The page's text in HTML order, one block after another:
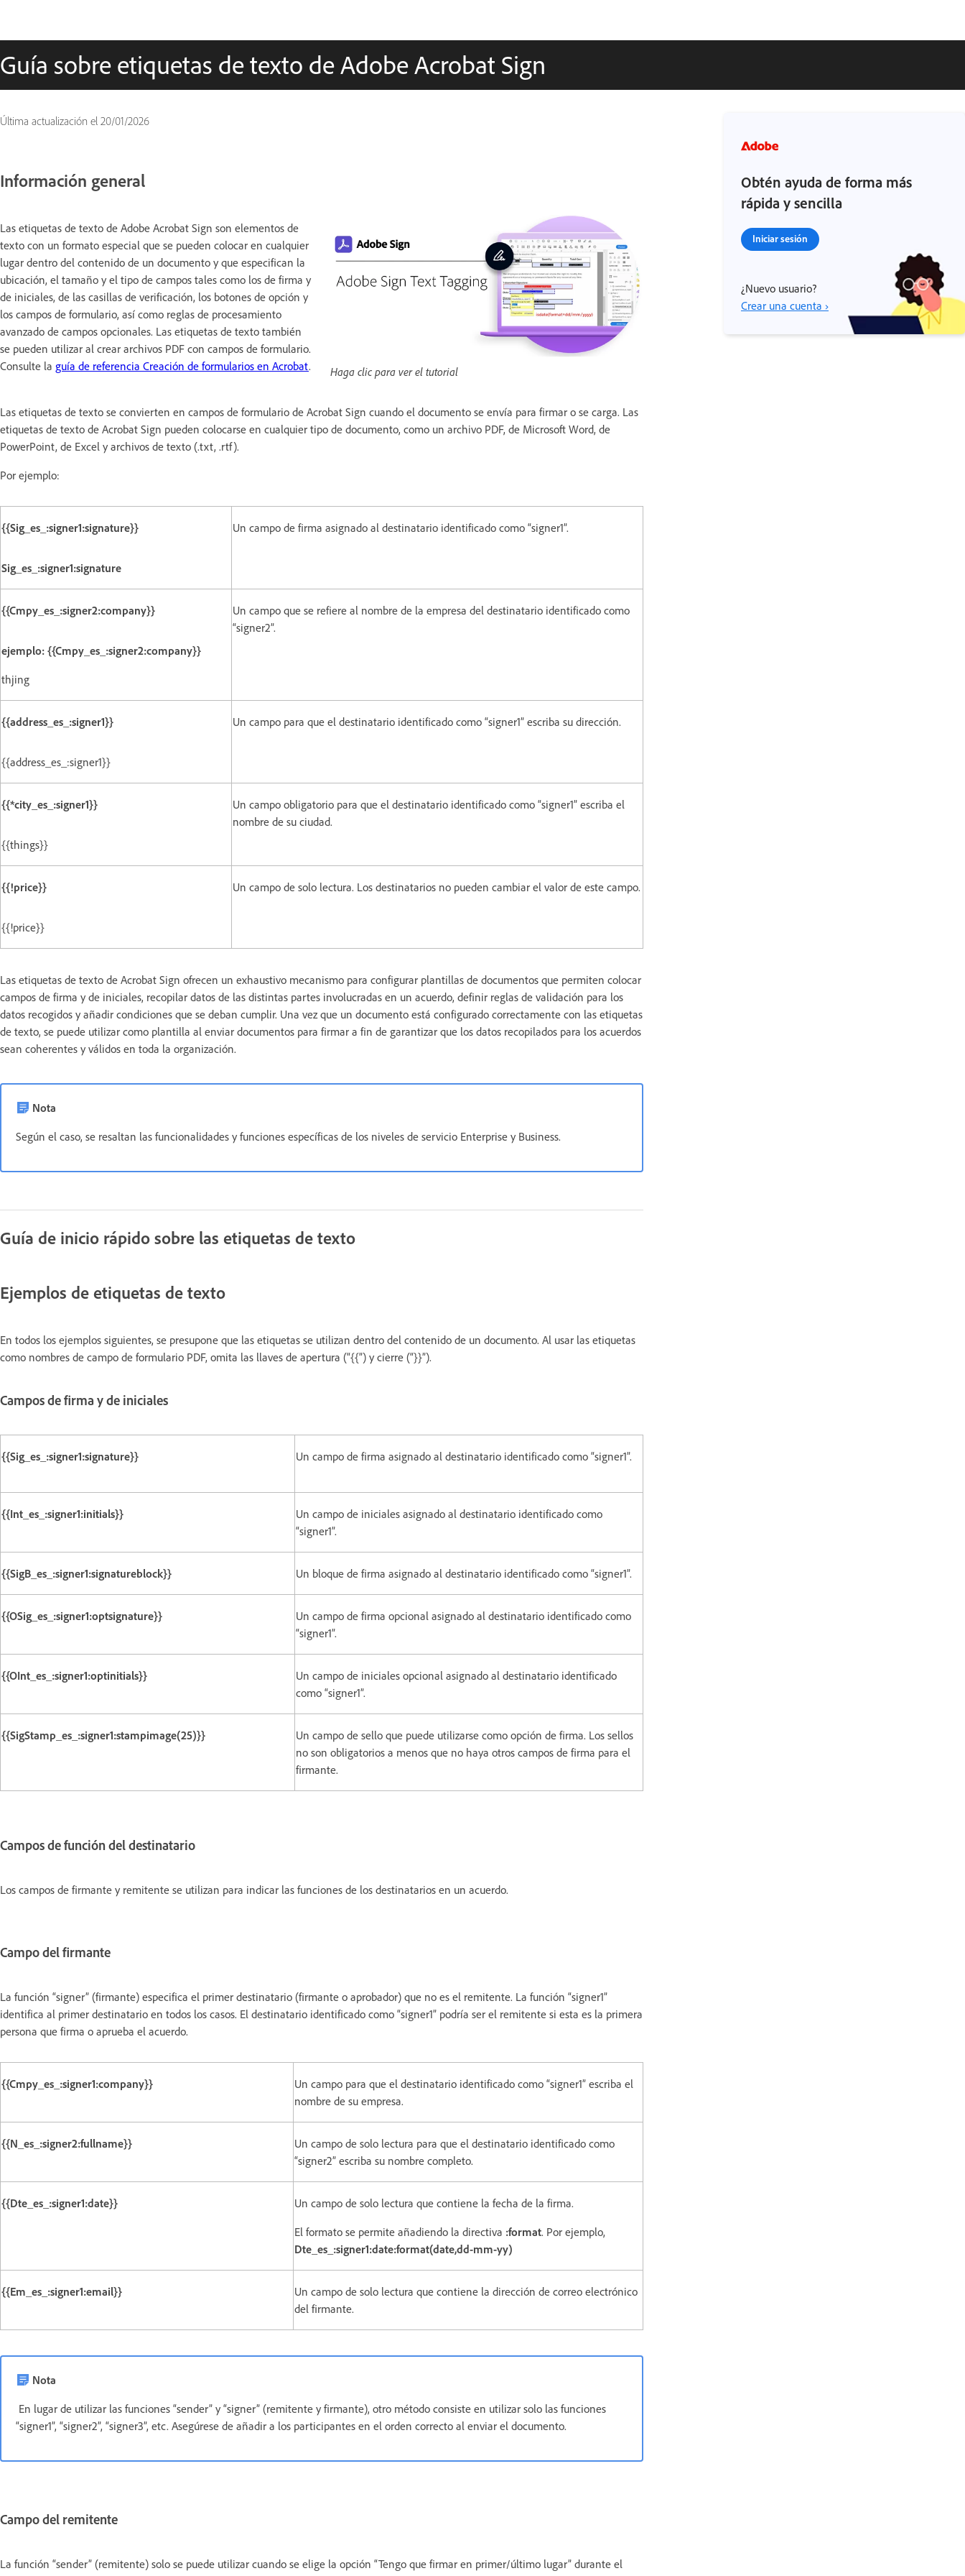
Guía sobre etiquetas de texto de Adobe Acrobat Sign
Última actualización el 20/01/2026
Información general
Las etiquetas de texto de Adobe Acrobat Sign son elementos de
texto con un formato especial que se pueden colocar en cualquier
lugar dentro del contenido de un documento y que especifican la
ubicación, el tamaño y el tipo de campos tales como los de firma y
de iniciales, de las casillas de verificación, los botones de opción y
los campos de formulario, así como reglas de procesamiento
avanzado de campos opcionales. Las etiquetas de texto también
se pueden utilizar al crear archivos PDF con campos de formulario.
Consulte la guía de referencia Creación de formularios en Acrobat. Haga clic para ver el tutorial
Las etiquetas de texto se convierten en campos de formulario de Acrobat Sign cuando el documento se envía para firmar o se carga. Las
etiquetas de texto de Acrobat Sign pueden colocarse en cualquier tipo de documento, como un archivo PDF, de Microsoft Word, de
PowerPoint, de Excel y archivos de texto (.txt, .rtf).
Por ejemplo:
{{Sig_es_:signer1:signature}}
Sig_es_:signer1:signature
Un campo de firma asignado al destinatario identificado como “signer1”.
{{Cmpy_es_:signer2:company}}
ejemplo: {{Cmpy_es_:signer2:company}}
thjing
Un campo que se refiere al nombre de la empresa del destinatario identificado como
“signer2”.
{{address_es_:signer1}}
{{address_es_:signer1}}
Un campo para que el destinatario identificado como “signer1” escriba su dirección.
{{*city_es_:signer1}}
{{things}}
Un campo obligatorio para que el destinatario identificado como “signer1” escriba el
nombre de su ciudad.
{{!price}}
{{!price}}
Un campo de solo lectura. Los destinatarios no pueden cambiar el valor de este campo.
Las etiquetas de texto de Acrobat Sign ofrecen un exhaustivo mecanismo para configurar plantillas de documentos que permiten colocar
campos de firma y de iniciales, recopilar datos de las distintas partes involucradas en un acuerdo, definir reglas de validación para los
datos recogidos y añadir condiciones que se deban cumplir. Una vez que un documento está configurado correctamente con las etiquetas
de texto, se puede utilizar como plantilla al enviar documentos para firmar a fin de garantizar que los datos recopilados para los acuerdos
sean coherentes y válidos en toda la organización.
Nota
Según el caso, se resaltan las funcionalidades y funciones específicas de los niveles de servicio Enterprise y Business.
Guía de inicio rápido sobre las etiquetas de texto
Ejemplos de etiquetas de texto
En todos los ejemplos siguientes, se presupone que las etiquetas se utilizan dentro del contenido de un documento. Al usar las etiquetas
como nombres de campo de formulario PDF, omita las llaves de apertura (“{{”) y cierre (“}}”).
Campos de firma y de iniciales
{{Sig_es_:signer1:signature}} Un campo de firma asignado al destinatario identificado como “signer1”.
{{Int_es_:signer1:initials}}
Un campo de iniciales asignado al destinatario identificado como
“signer1”.
{{SigB_es_:signer1:signatureblock}} Un bloque de firma asignado al destinatario identificado como “signer1”.
{{OSig_es_:signer1:optsignature}}
Un campo de firma opcional asignado al destinatario identificado como
“signer1”.
{{OInt_es_:signer1:optinitials}}
Un campo de iniciales opcional asignado al destinatario identificado
como “signer1”.
{{SigStamp_es_:signer1:stampimage(25)}}
Un campo de sello que puede utilizarse como opción de firma. Los sellos
no son obligatorios a menos que no haya otros campos de firma para el
firmante.
Campos de función del destinatario
Los campos de firmante y remitente se utilizan para indicar las funciones de los destinatarios en un acuerdo.
Campo del firmante
La función “signer” (firmante) especifica el primer destinatario (firmante o aprobador) que no es el remitente. La función “signer1”
identifica al primer destinatario en todos los casos. El destinatario identificado como “signer1” podría ser el remitente si esta es la primera
persona que firma o aprueba el acuerdo.
{{Cmpy_es_:signer1:company}}
Un campo para que el destinatario identificado como “signer1” escriba el
nombre de su empresa.
{{N_es_:signer2:fullname}}
Un campo de solo lectura para que el destinatario identificado como
“signer2” escriba su nombre completo.
{{Dte_es_:signer1:date}}
Un campo de solo lectura que contiene la fecha de la firma.
El formato se permite añadiendo la directiva :format. Por ejemplo,
Dte_es_:signer1:date:format(date,dd-mm-yy)
{{Em_es_:signer1:email}}
Un campo de solo lectura que contiene la dirección de correo electrónico
del firmante.
Nota
En lugar de utilizar las funciones “sender” y “signer” (remitente y firmante), otro método consiste en utilizar solo las funciones
“signer1”, “signer2”, “signer3”, etc. Asegúrese de añadir a los participantes en el orden correcto al enviar el documento.
Campo del remitente
La función “sender” (remitente) solo se puede utilizar cuando se elige la opción “Tengo que firmar en primer/último lugar” durante el
Obtén ayuda de forma más
rápida y sencilla
Iniciar sesión
¿Nuevo usuario?
Crear una cuenta ›